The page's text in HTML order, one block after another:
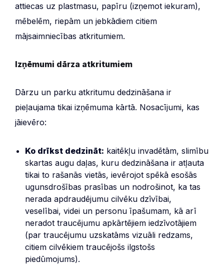
attiecas uz plastmasu, papīru (izņemot iekuram),
mēbelēm, riepām un jebkādiem citiem
mājsaimniecības atkritumiem.
Izņēmumi dārza atkritumiem
Dārzu un parku atkritumu dedzināšana ir
pieļaujama tikai izņēmuma kārtā. Nosacījumi, kas
jāievēro:
Ko drīkst dedzināt: kaitēkļu invadētām, slimību
skartas augu daļas, kuru dedzināšana ir atļauta
tikai to rašanās vietās, ievērojot spēkā esošās
ugunsdrošības prasības un nodrošinot, ka tas
nerada apdraudējumu cilvēku dzīvībai,
veselībai, videi un personu īpašumam, kā arī
neradot traucējumu apkārtējiem iedzīvotājiem
(par traucējumu uzskatāms vizuāli redzams,
citiem cilvēkiem traucējošs ilgstošs
piedūmojums).